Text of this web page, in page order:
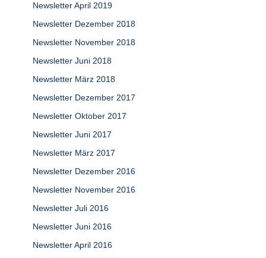
Newsletter April 2019
Newsletter Dezember 2018
Newsletter November 2018
Newsletter Juni 2018
Newsletter März 2018
Newsletter Dezember 2017
Newsletter Oktober 2017
Newsletter Juni 2017
Newsletter März 2017
Newsletter Dezember 2016
Newsletter November 2016
Newsletter Juli 2016
Newsletter Juni 2016
Newsletter April 2016